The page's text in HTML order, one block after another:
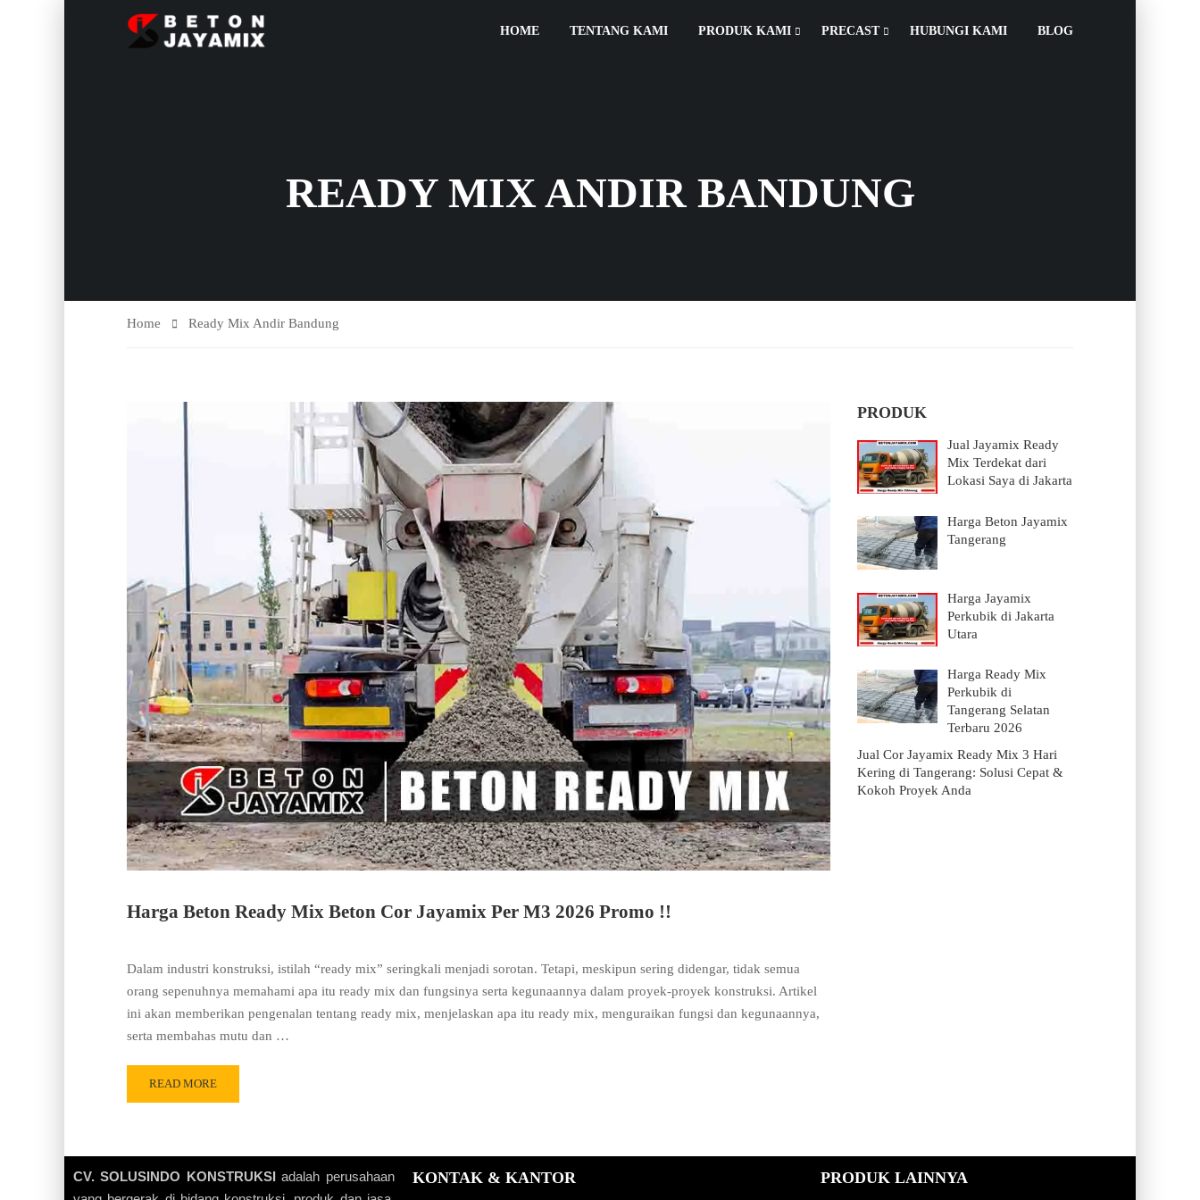
HOME TENTANG KAMI PRODUK KAMI PRECAST HUBUNGI KAMI BLOG
READY MIX ANDIR BANDUNG
Home Ready Mix Andir Bandung
Harga Beton Ready Mix Beton Cor Jayamix Per M3 2026 Promo !!
Dalam industri konstruksi, istilah “ready mix” seringkali menjadi sorotan. Tetapi, meskipun sering didengar, tidak semua
orang sepenuhnya memahami apa itu ready mix dan fungsinya serta kegunaannya dalam proyek-proyek konstruksi. Artikel
ini akan memberikan pengenalan tentang ready mix, menjelaskan apa itu ready mix, menguraikan fungsi dan kegunaannya,
serta membahas mutu dan …
READ MORE
PRODUK
Jual Jayamix Ready
Mix Terdekat dari
Lokasi Saya di Jakarta
Harga Beton Jayamix
Tangerang
Harga Jayamix
Perkubik di Jakarta
Utara
Harga Ready Mix
Perkubik di
Tangerang Selatan
Terbaru 2026
Jual Cor Jayamix Ready Mix 3 Hari
Kering di Tangerang: Solusi Cepat &
Kokoh Proyek Anda
CV. SOLUSINDO KONSTRUKSI adalah perusahaan
KONTAK & KANTOR PRODUK LAINNYA